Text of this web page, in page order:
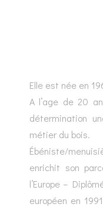
Elle est née en
A l’age de 20
détermination
métier du bois.
Ébéniste/
enrichit son
l’Europe –
européen en